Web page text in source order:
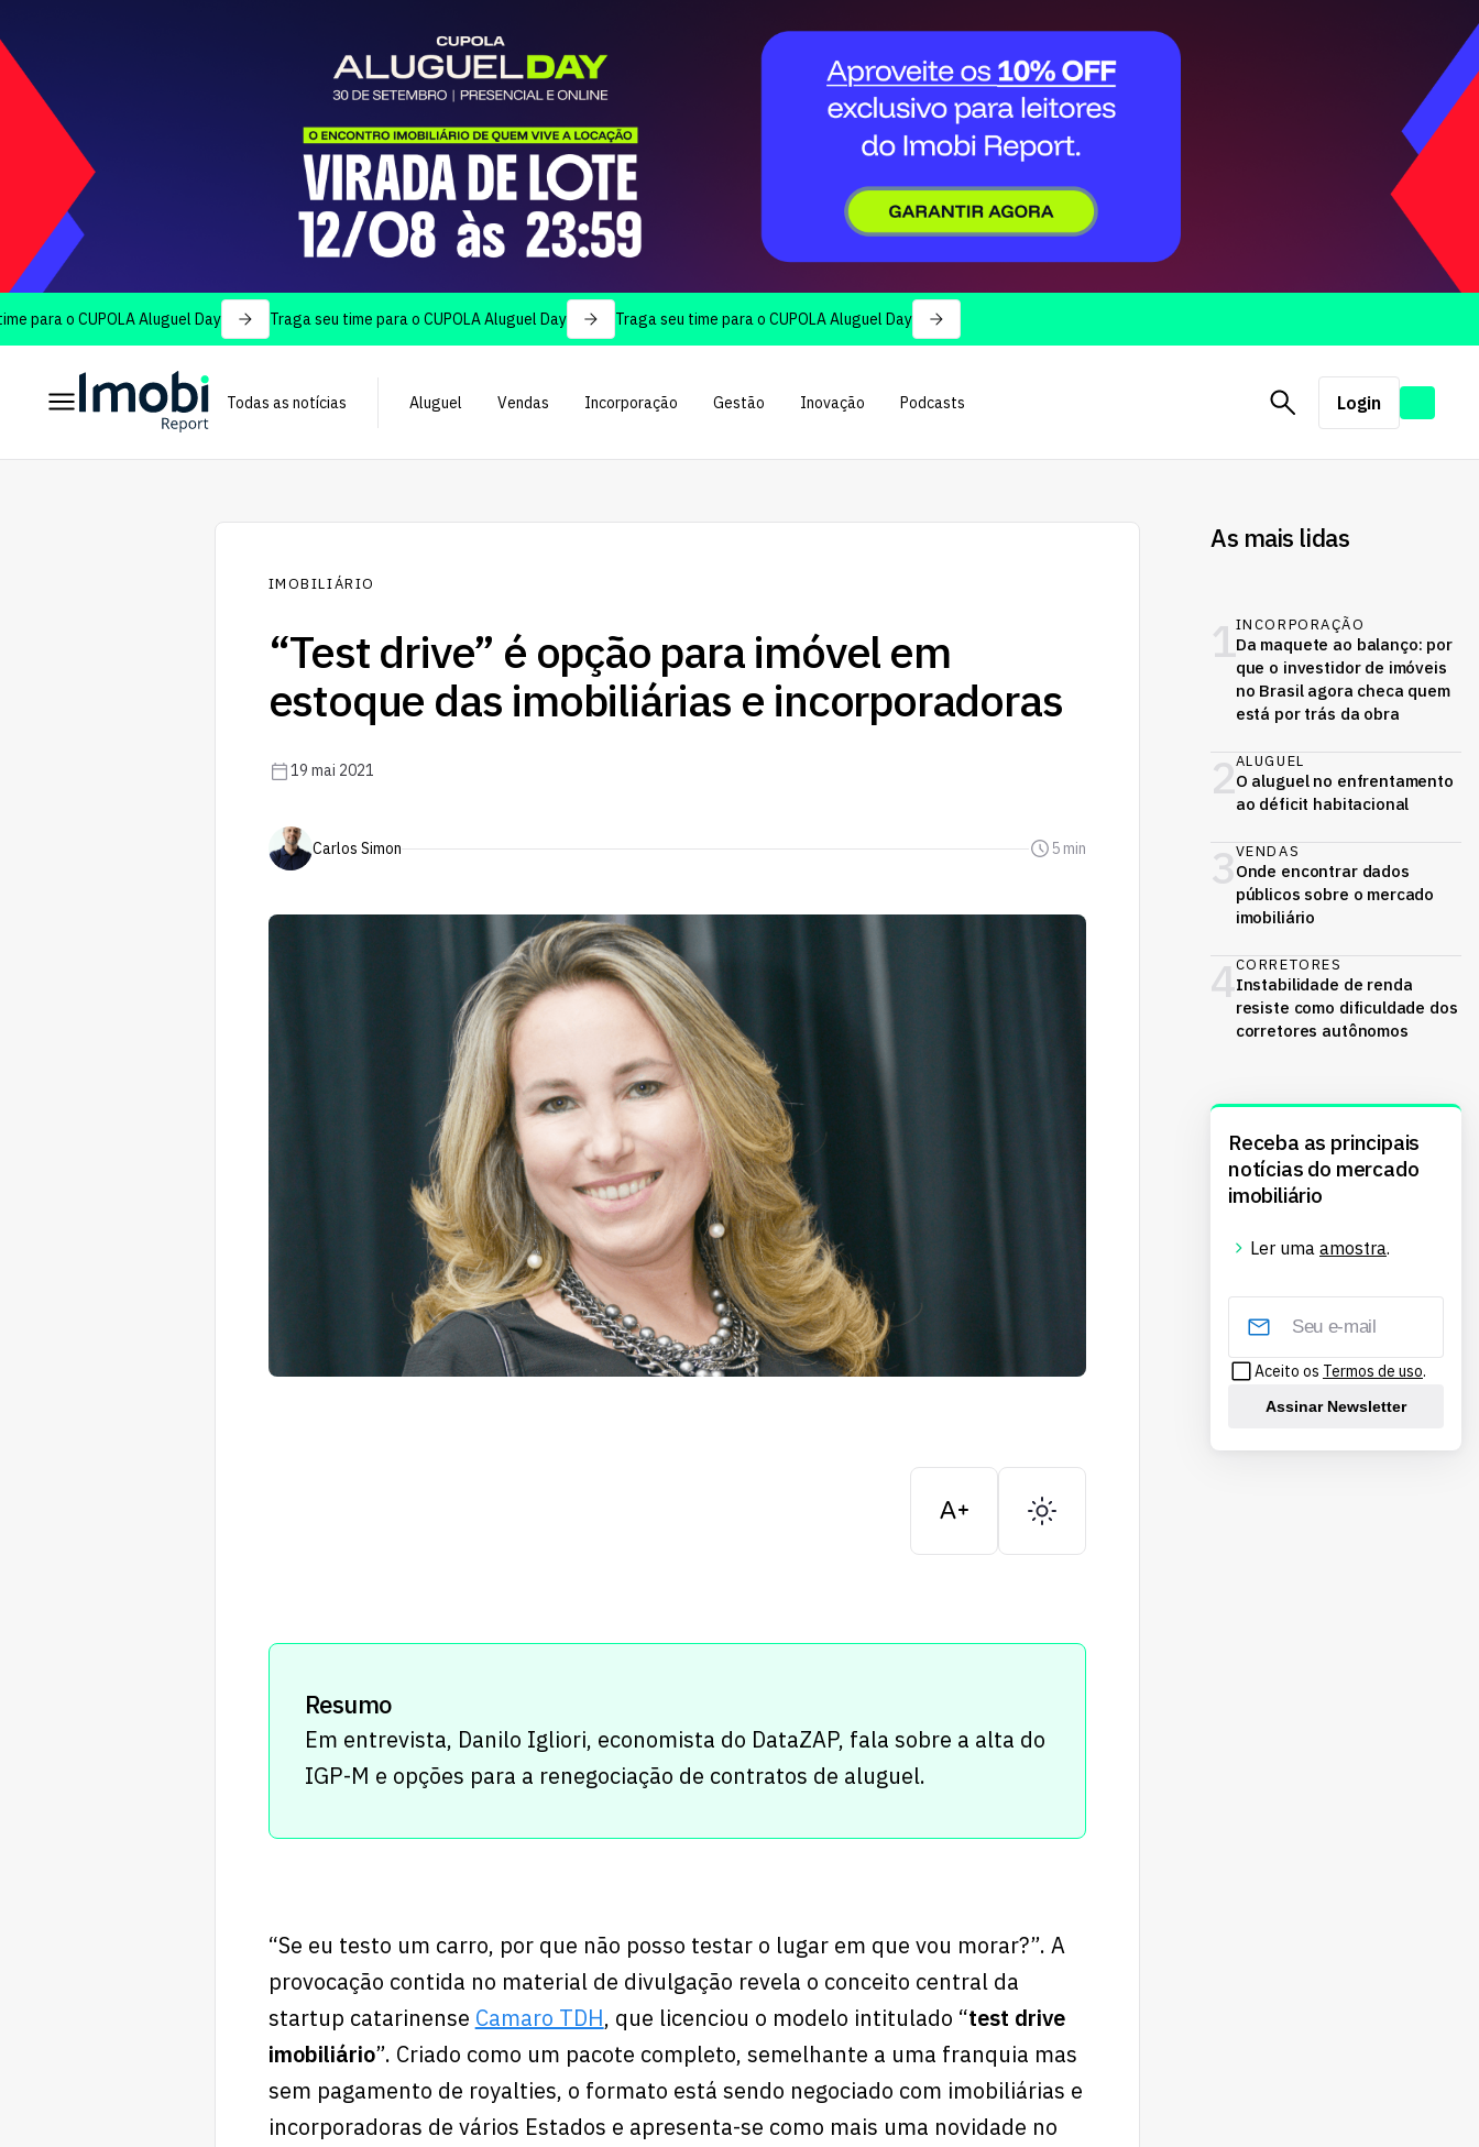
CUPOLA Aluguel Day Traga seu time para o CUPOLA Aluguel Day Traga seu time para o CUPOLA Aluguel Day
Todas as notícias Aluguel Vendas Incorporação Gestão Inovação Podcasts Login
IMOBILIÁRIO
“Test drive” é opção para imóvel em
estoque das imobiliárias e incorporadoras
19 mai 2021
Carlos Simon 5 min
Resumo
Em entrevista, Danilo Igliori, economista do DataZAP, fala sobre a alta do
IGP-M e opções para a renegociação de contratos de aluguel.
“Se eu testo um carro, por que não posso testar o lugar em que vou morar?”. A
provocação contida no material de divulgação revela o conceito central da
startup catarinense Camaro TDH, que licenciou o modelo intitulado “test drive
imobiliário”. Criado como um pacote completo, semelhante a uma franquia mas
sem pagamento de royalties, o formato está sendo negociado com imobiliárias e
incorporadoras de vários Estados e apresenta-se como mais uma novidade no
As mais lidas
1INCORPORAÇÃO
Da maquete ao balanço: por
que o investidor de imóveis
no Brasil agora checa quem
está por trás da obra
2ALUGUEL
O aluguel no enfrentamento
ao déficit habitacional
3VENDAS
Onde encontrar dados
públicos sobre o mercado
imobiliário
4CORRETORES
Instabilidade de renda
resiste como dificuldade dos
corretores autônomos
Receba as principais
notícias do mercado
imobiliário
Ler uma amostra.
Aceito os Termos de uso.
Assinar Newsletter